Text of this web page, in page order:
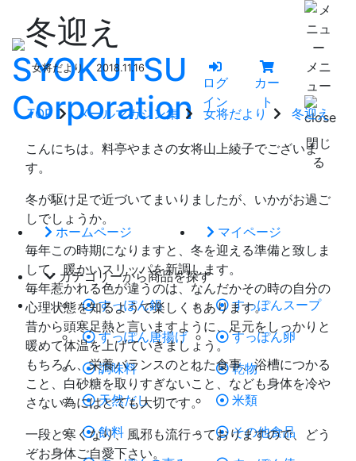
ログ
イン
カー
ト
メニ
ュー
閉じ
る
ホームページ マイページ
カテゴリーから商品を探す
すっぽん鍋
すっぽんスープ
すっぽん唐揚げ
すっぽん卵
調味料
乾物
天然だし
米類
飲料
その他食品
冬迎え
女将だより 2018.11.16
TOP メールマガジン集 女将だより 冬迎え
こんにちは。料亭やまさの女将山上綾子でございま
す。
冬が駆け足で近づいてまいりましたが、いかがお過ご
しでしょうか。
毎年この時期になりますと、冬を迎える準備と致しま
して、暖かいスリッパを新調します。
毎年惹かれる色が違うのは、なんだかその時の自分の
心理状態を知るようで楽しくもあります。
昔から頭寒足熱と言いますように、足元をしっかりと
暖めて体温を上げていきましょう。
もちろん、栄養バランスのとれた食事、浴槽につかる
こと、白砂糖を取りすぎないこと、なども身体を冷や
さない為にはとても大切です。
一段と寒くなり、風邪も流行っておりますので、どう
ぞお身体ご自愛下さい。